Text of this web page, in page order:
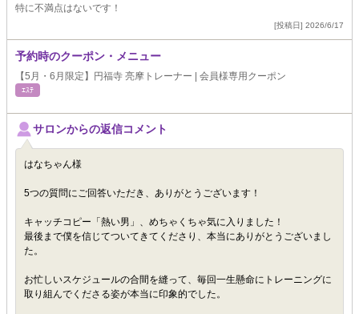
特に不満点はないです！
[投稿日] 2026/6/17
予約時のクーポン・メニュー
【5月・6月限定】円福寺 亮摩トレーナー | 会員様専用クーポン
ｴｽﾃ
サロンからの返信コメント
はなちゃん様
5つの質問にご回答いただき、ありがとうございます！
キャッチコピー「熱い男」、めちゃくちゃ気に入りました！
最後まで僕を信じてついてきてくださり、本当にありがとうございまし
た。
お忙しいスケジュールの合間を縫って、毎回一生懸命にトレーニングに
取り組んでくださる姿が本当に印象的でした。